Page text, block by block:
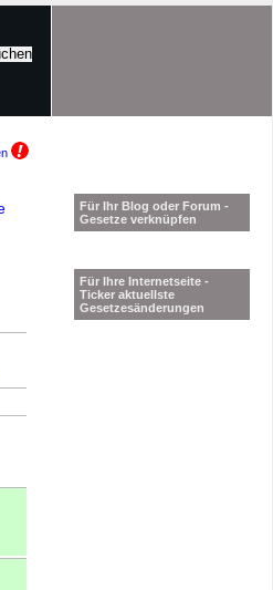
Für Ihr Blog oder Forum -
Gesetze verknüpfen
Für Ihre Internetseite -
Ticker aktuellste
Gesetzesänderungen